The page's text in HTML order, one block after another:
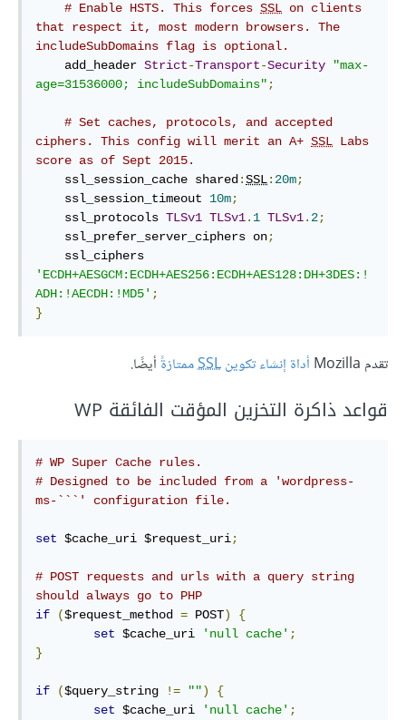
# Enable HSTS. This forces SSL on clients
that respect it, most modern browsers. The
includeSubDomains flag is optional.
    add_header
Strict-Transport-Security
"max-
age=31536000; includeSubDomains";
# Set caches, protocols, and accepted
ciphers. This config will merit an A+ SSL Labs
score as of Sept 2015.
    ssl_session_cache shared
:SSL: 20m;
    ssl_session_timeout
10m;
    ssl_protocols
TLSv1 TLSv1. 1 TLSv1. 2;
    ssl_prefer_server_ciphers on
;
'ECDH+AESGCM:ECDH+AES256:ECDH+AES128:DH+3DES:!
ADH:!AECDH:!MD5' ;
}
تقدم Mozilla أداة إنشاء تكوينSSLممتازةًأيضًا.
قواعد ذاكرة التخزين المؤقت الفائقة WP
# WP Super Cache rules.
# Designed to be included from a 'wordpress-
ms-```' configuration file.
set $cache_uri $request_uri;
# POST requests and urls with a query string
should always go to PHP
if
($request_method = POST)
{
set $cache_uri 'null cache' ;
}
if ($query_string != "")
{
set $cache_uri 'null cache' ;